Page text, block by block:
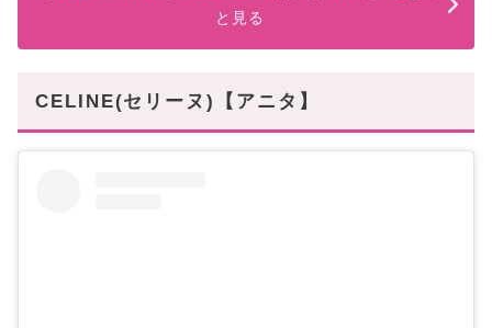
と見る
CELINE(セリーヌ)【アニタ】